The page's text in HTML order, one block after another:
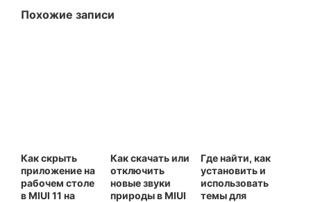
Похожие записи
Как скрыть
приложение на
рабочем столе
в MIUI 11 на
Как скачать или
отключить
новые звуки
природы в MIUI
Где найти, как
установить и
использовать
темы для